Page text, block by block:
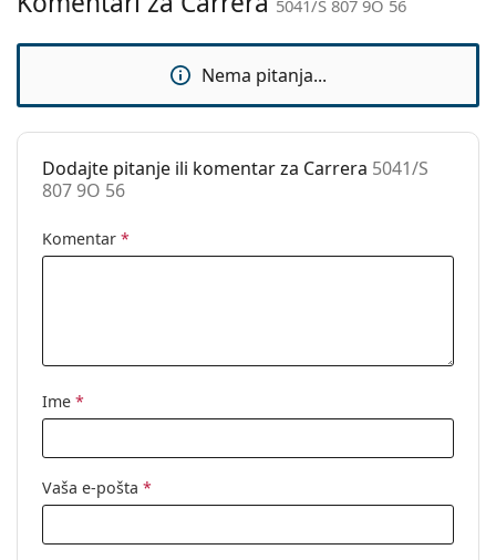
Upotreba:
Moda
5041/S 807 9O 56
Nema pitanja...
Dodajte pitanje ili komentar za Carrera 5041/S
807 9O 56
Komentar *
Ime *
Vaša e-pošta *